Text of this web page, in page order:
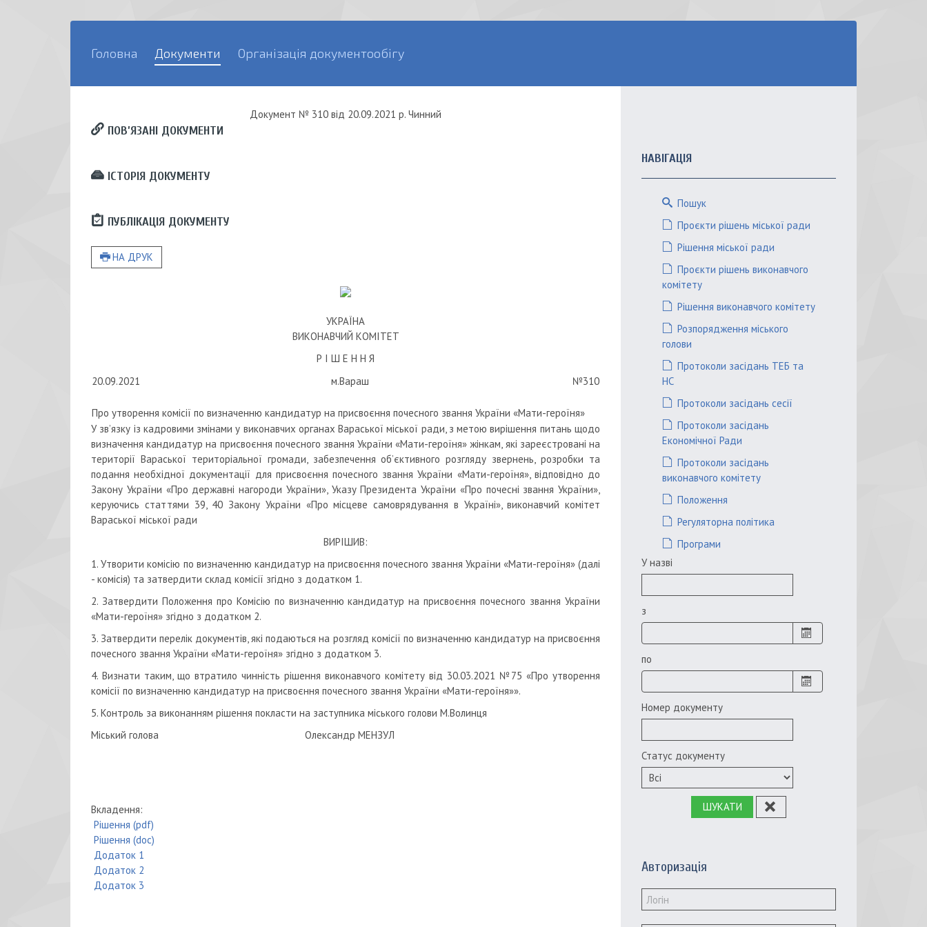
Головна Документи Організація документообігу
Документ № 310 від 20.09.2021 р. Чинний
ПОВ’ЯЗАНІ ДОКУМЕНТИ
ІСТОРІЯ ДОКУМЕНТУ
ПУБЛІКАЦІЯ ДОКУМЕНТУ
НА ДРУК
УКРАЇНА
ВИКОНАВЧИЙ КОМІТЕТ
Р І Ш Е Н Н Я
20.09.2021
м.Вараш №310
Про утворення комісії по визначенню кандидатур на присвоєння почесного звання України «Мати-героїня»
У зв’язку із кадровими змінами у виконавчих органах Вараської міської ради, з метою вирішення питань щодо
визначення кандидатур на присвоєння почесного звання України «Мати-героїня» жінкам, які зареєстровані на
території Вараської територіальної громади, забезпечення об’єктивного розгляду звернень, розробки та
подання необхідної документації для присвоєння почесного звання України «Мати-героїня», відповідно до
Закону України «Про державні нагороди України», Указу Президента України «Про почесні звання України»,
керуючись статтями 39, 40 Закону України «Про місцеве самоврядування в Україні», виконавчий комітет
Вараської міської ради
ВИРІШИВ:
1. Утворити комісію по визначенню кандидатур на присвоєння почесного звання України «Мати-героїня» (далі
- комісія) та затвердити склад комісії згідно з додатком 1.
2. Затвердити Положення про Комісію по визначенню кандидатур на присвоєння почесного звання України
«Мати-героїня» згідно з додатком 2.
3. Затвердити перелік документів, які подаються на розгляд комісії по визначенню кандидатур на присвоєння
почесного звання України «Мати-героїня» згідно з додатком 3.
4. Визнати таким, що втратило чинність рішення виконавчого комітету від 30.03.2021 №75 «Про утворення
комісії по визначенню кандидатур на присвоєння почесного звання України «Мати-героїня»».
5. Контроль за виконанням рішення покласти на заступника міського голови М.Волинця
Міський голова Олександр МЕНЗУЛ
Вкладення:
Рішення (pdf)
Рішення (doc)
Додаток 1
Додаток 2
Додаток 3
НАВІГАЦІЯ
Пошук
Проєкти рішень міської ради
Рішення міської ради
Проєкти рішень виконавчого
комітету
Рішення виконавчого комітету
Розпорядження міського
голови
Протоколи засідань ТЕБ та
НС
Протоколи засідань сесії
Протоколи засідань
Економічної Ради
Протоколи засідань
виконавчого комітету
Положення
Регуляторна політика
Програми
У назві
з
по
Номер документу
Статус документу
ШУКАТИ
Авторизація